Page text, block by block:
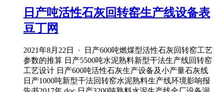
日产吨活性石灰回转窑生产线设备表
豆丁网
2021年8月22日 · 日产600吨燃煤型活性石灰回转窑工艺
参数的推算 日产5500吨水泥熟料新型干法生产线回转窑
工艺设计 日产600吨活性石灰生产设备及小产量石灰线
日产1000吨新型干法回转窑水泥熟料生产线环境影响报